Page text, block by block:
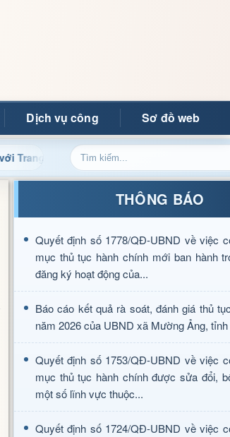
Dịch vụ công Sơ đồ web
tin điện tử xã Mường Ảng
THÔNG BÁO
Quyết định số 1778/QĐ-UBND về việc
mục thủ tục hành chính mới ban hành
đăng ký hoạt động của...
Báo cáo kết quả rà soát, đánh giá thủ
năm 2026 của UBND xã Mường Ảng,
Quyết định số 1753/QĐ-UBND về việc
mục thủ tục hành chính được sửa đổi,
một số lĩnh vực thuộc...
Quyết định số 1724/QĐ-UBND về việc